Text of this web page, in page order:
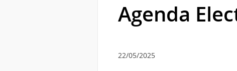
Agenda
22/05/2025